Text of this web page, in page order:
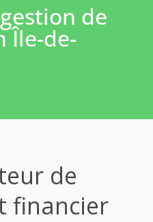
de
Île-de-
de
financier